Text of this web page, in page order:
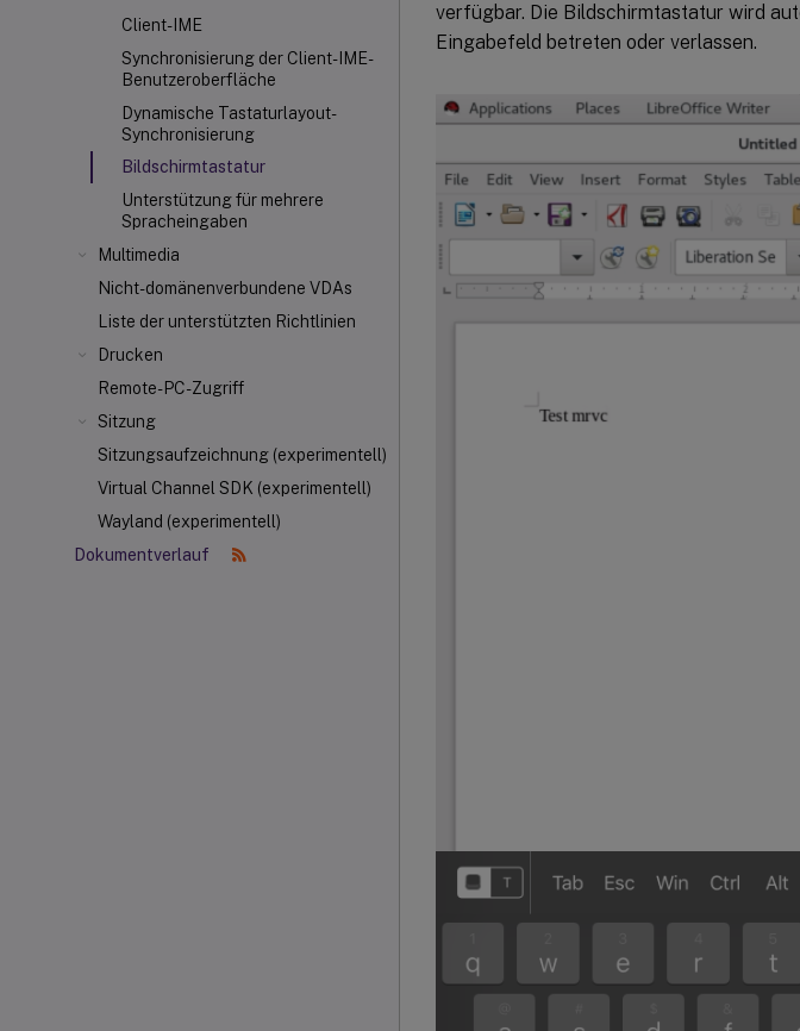
Client-IME
Synchronisierung der Client-IME-
Benutzeroberfläche
Dynamische Tastaturlayout-
Synchronisierung
Bildschirmtastatur
Unterstützung für mehrere
Spracheingaben
Multimedia
Nicht-domänenverbundene VDAs
Liste der unterstützten Richtlinien
Drucken
Remote-PC-Zugriff
Sitzung
Sitzungsaufzeichnung (experimentell)
Virtual Channel SDK (experimentell)
Wayland (experimentell)
Dokumentverlauf
verfügbar. Die Bildschirmtastatur wird
Eingabefeld betreten oder verlassen.